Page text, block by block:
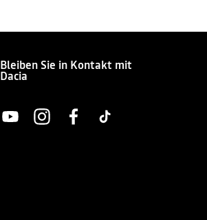
Bleiben Sie in Kontakt mit
Dacia